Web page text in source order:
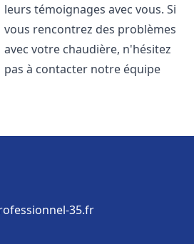
leurs témoignages avec vous. Si
vous rencontrez des problèmes
avec votre chaudière, n'hésitez
pas à contacter notre équipe
35.fr